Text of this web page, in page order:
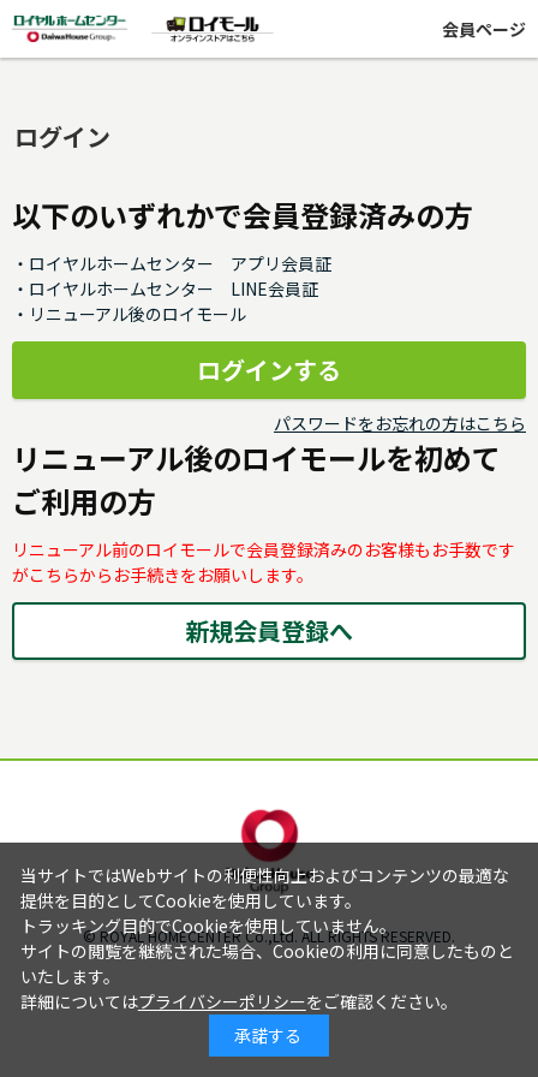
会員ページ
ログイン
以下のいずれかで会員登録済みの方
・ロイヤルホームセンター アプリ会員証
・ロイヤルホームセンター LINE会員証
・リニューアル後のロイモール
パスワードをお忘れの方はこちら
リニューアル後のロイモールを初めて
ご利用の方
リニューアル前のロイモールで会員登録済みのお客様もお手数です
がこちらからお手続きをお願いします。
© ROYAL HOMECENTER Co.,Ltd. ALL RIGHTS RESERVED.
当サイトではWebサイトの利便性向上およびコンテンツの最適な
提供を目的としてCookieを使用しています。
トラッキング目的でCookieを使用していません。
サイトの閲覧を継続された場合、Cookieの利用に同意したものと
いたします。
詳細についてはプライバシーポリシーをご確認ください。
承諾する